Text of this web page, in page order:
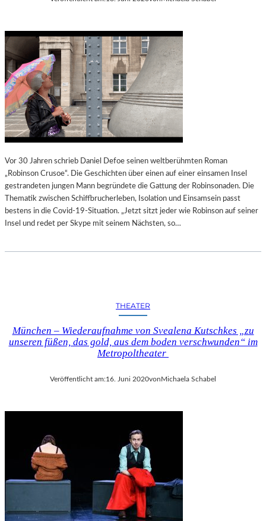
Vor 30 Jahren schrieb Daniel Defoe seinen weltberühmten Roman
„Robinson Crusoe“. Die Geschichten über einen auf einer einsamen Insel
gestrandeten jungen Mann begründete die Gattung der Robinsonaden. Die
Thematik zwischen Schiffbrucherleben, Isolation und Einsamsein passt
bestens in die Covid-19-Situation. „Jetzt sitzt jeder wie Robinson auf seiner
Insel und redet per Skype mit seinem Nächsten, so…
THEATER
München – Wiederaufnahme von Svealena Kutschkes „zu
unseren füßen, das gold, aus dem boden verschwunden“ im
Metropoltheater
Veröffentlicht am:16. Juni 2020vonMichaela Schabel